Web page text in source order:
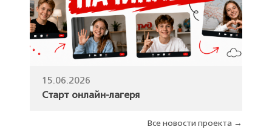
15.06.2026
Старт онлайн-лагеря
Все новости проекта →